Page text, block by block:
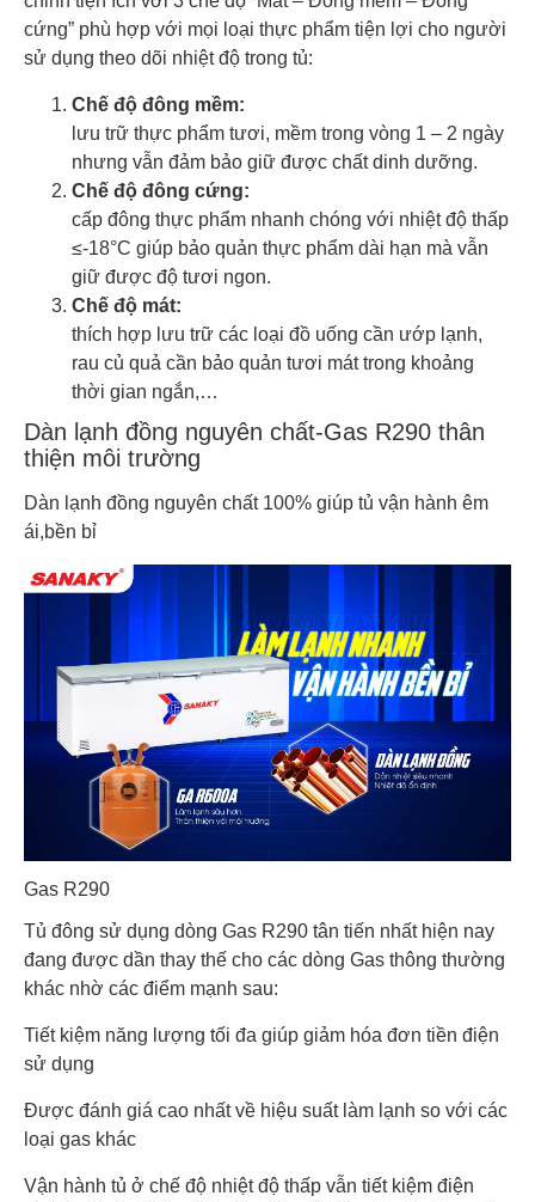
cứng” phù hợp với mọi loại thực phẩm tiện lợi cho người
sử dụng theo dõi nhiệt độ trong tủ:
Chế độ đông mềm:
lưu trữ thực phẩm tươi, mềm trong vòng 1 – 2 ngày
nhưng vẫn đảm bảo giữ được chất dinh dưỡng.
Chế độ đông cứng:
cấp đông thực phẩm nhanh chóng với nhiệt độ thấp
≤-18°C giúp bảo quản thực phẩm dài hạn mà vẫn
giữ được độ tươi ngon.
Chế độ mát:
thích hợp lưu trữ các loại đồ uống cần ướp lạnh,
rau củ quả cần bảo quản tươi mát trong khoảng
thời gian ngắn,…
Dàn lạnh đồng nguyên chất-Gas R290 thân
thiện môi trường
Dàn lạnh đồng nguyên chất 100% giúp tủ vận hành êm
ái,bền bỉ
Gas R290
Tủ đông sử dụng dòng Gas R290 tân tiến nhất hiện nay
đang được dần thay thế cho các dòng Gas thông thường
khác nhờ các điểm mạnh sau:
Tiết kiệm năng lượng tối đa giúp giảm hóa đơn tiền điện
sử dụng
Được đánh giá cao nhất về hiệu suất làm lạnh so với các
loại gas khác
Vận hành tủ ở chế độ nhiệt độ thấp vẫn tiết kiệm điện